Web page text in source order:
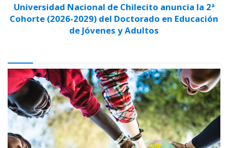
Universidad Nacional de Chilecito anuncia la 2ª
Cohorte (2026-2029) del Doctorado en Educación
de Jóvenes y Adultos